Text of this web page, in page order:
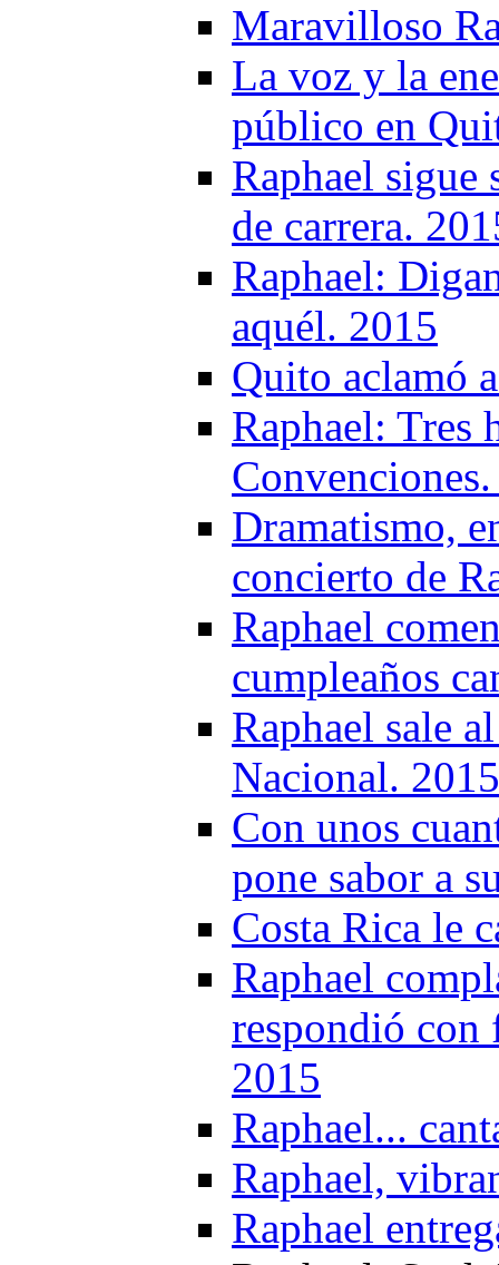
Maravilloso
La voz y la
público en
Raphael sigue
de carrera.
Raphael:
aquél. 2015
Quito aclamó
Raphael: Tres
Dramatismo,
concierto de
Raphael
cumpleaños
Raphael sale
Nacional. 2015
Con unos
pone sabor a
Costa Rica le
Raphael
respondió con
2015
Raphael...
Raphael,
Raphael